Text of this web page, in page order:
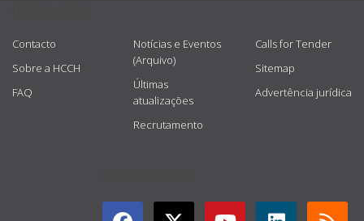
Contacto
Sobre a HCCH
FAQ
Notícias e Eventos
(Arquivo)
Últimas
atualizações
Recrutamento
Calls for Tender
Sitemap
Advertência jurídica